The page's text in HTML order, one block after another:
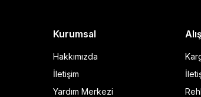
Kurumsal
Hakkımızda
İletişim
Yardım Merkezi